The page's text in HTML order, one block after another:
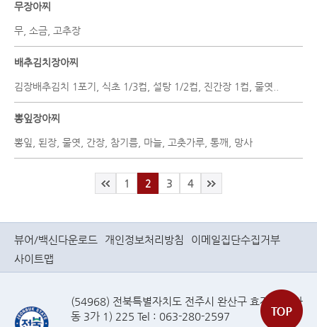
무장아찌
무, 소금, 고추장
배추김치장아찌
김장배추김치 1포기, 식초 1/3컵, 설탕 1/2컵, 진간장 1컵, 물엿..
뽕잎장아찌
뽕잎, 된장, 물엿, 간장, 참기름, 마늘, 고춧가루, 통깨, 망사
1 2 3 4
뷰어/백신다운로드 개인정보처리방침
이메일집단수집거부
사이트맵
(54968) 전북특별자치도 전주시 완산구 효자로(효자
동 3가 1) 225 Tel : 063-280-2597